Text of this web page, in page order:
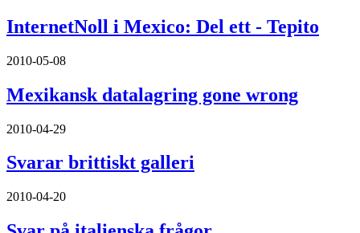
InternetNoll i Mexico: Del ett - Tepito
2010-05-08
Mexikansk datalagring gone wrong
2010-04-29
Svarar brittiskt galleri
2010-04-20